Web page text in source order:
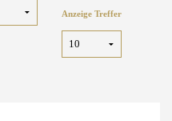
Anzeige Treffer